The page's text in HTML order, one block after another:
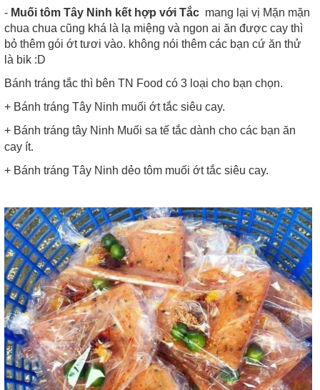
- Muối tôm Tây Ninh kết hợp với Tắc mang lại vị Mặn mặn
chua chua cũng khá là lạ miệng và ngon ai ăn được cay thì
bỏ thêm gói ớt tươi vào. không nói thêm các bạn cứ ăn thử
là bik :D
Bánh tráng tắc thì bên TN Food có 3 loại cho bạn chọn.
+ Bánh tráng Tây Ninh muối ớt tắc siêu cay.
+ Bánh tráng tây Ninh Muối sa tế tắc dành cho các bạn ăn
cay ít.
+ Bánh tráng Tây Ninh dẻo tôm muối ớt tắc siêu cay.